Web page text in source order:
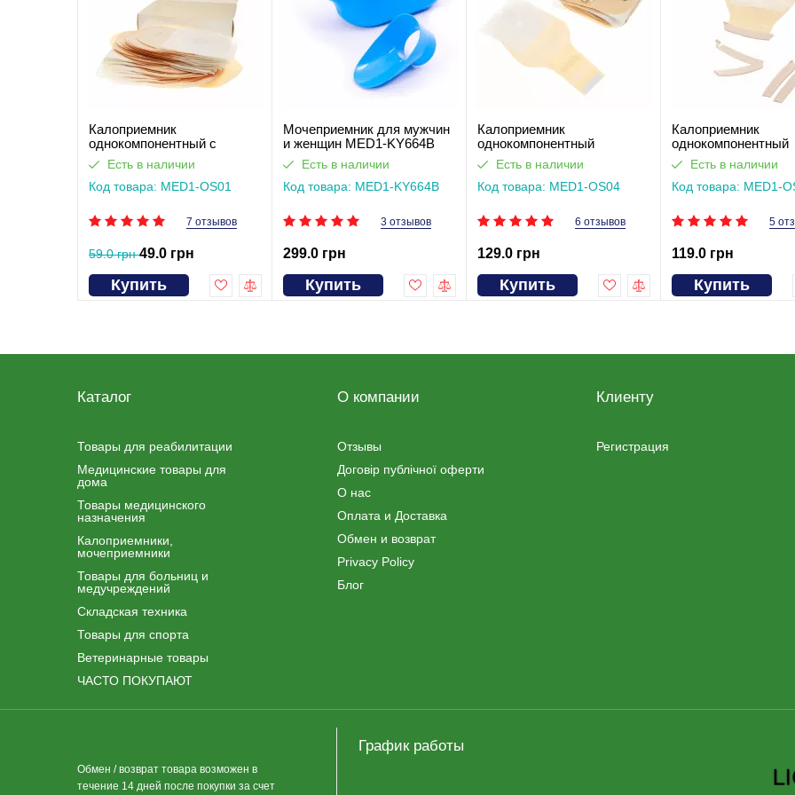
Калоприемник
однокомпонентный с
фильтром, закрытого типа
Med1
Есть в наличии
Код товара: MED1-OS01
7 отзывов
59.0 грн49.0 грн
Купить
Мочеприемник для мужчин
и женщин MED1-KY664B
Есть в наличии
Код товара: MED1-KY664B
3 отзывов
299.0 грн
Купить
Калоприемник
однокомпонентный
открытого типа с мягкой
застежкой-липучкой MED1-
OS04
Есть в наличии
Код товара: MED1-OS04
6 отзывов
129.0 грн
Купить
Калоприемник
однокомпонентный
открытого типа с
пластиковым
MED1-OS03
Есть в наличии
Код товара: MED1-
5
119.0 грн
Купить
Каталог
Товары для реабилитации
Медицинские товары для
дома
Товары медицинского
назначения
Калоприемники,
мочеприемники
Товары для больниц и
медучреждений
Складская техника
Товары для спорта
Ветеринарные товары
ЧАСТО ПОКУПАЮТ
О компании
Отзывы
Договір публічної оферти
О нас
Оплата и Доставка
Обмен и возврат
Privacy Policy
Блог
Клиенту
Регистрация
Обмен / возврат товара возможен в
течение 14 дней после покупки за счет
График работы